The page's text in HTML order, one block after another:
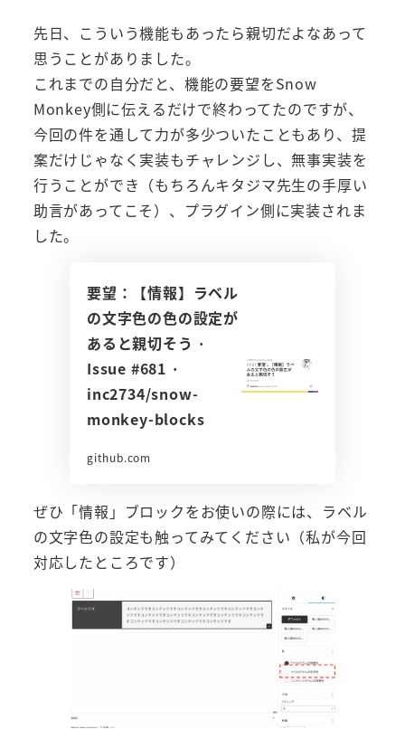
先日、こういう機能もあったら親切だよなあって
思うことがありました。
これまでの自分だと、機能の要望をSnow
Monkey側に伝えるだけで終わってたのですが、
今回の件を通して力が多少ついたこともあり、提
案だけじゃなく実装もチャレンジし、無事実装を
行うことができ（もちろんキタジマ先生の手厚い
助言があってこそ）、プラグイン側に実装されま
した。
要望：【情報】ラベル
の文字色の色の設定が
あると親切そう ·
Issue #681 ·
inc2734/snow-
monkey-blocks
github.com
ぜひ「情報」ブロックをお使いの際には、ラベル
の文字色の設定も触ってみてください（私が今回
対応したところです）